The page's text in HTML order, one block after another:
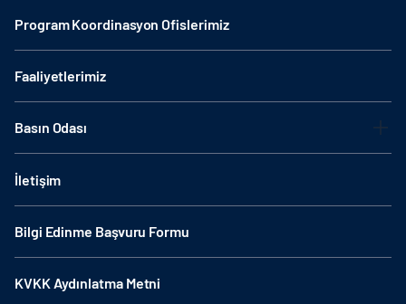
Program Koordinasyon Ofislerimiz
Faaliyetlerimiz
Basın Odası
İletişim
Bilgi Edinme Başvuru Formu
KVKK Aydınlatma Metni